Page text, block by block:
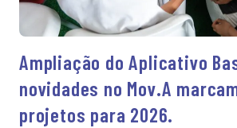
Ampliação do Aplicativo
novidades no Mov.A
projetos para 2026.